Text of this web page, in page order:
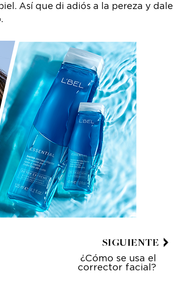
Así que di adiós a la pereza y dale
SIGUIENTE
¿Cómo se usa el
corrector facial?